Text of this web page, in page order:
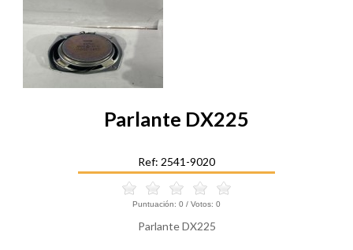
Parlante DX225
Ref: 2541-9020
Puntuación: 0 / Votos: 0
Parlante DX225